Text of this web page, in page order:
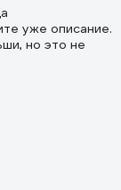
уже описание.
но это не